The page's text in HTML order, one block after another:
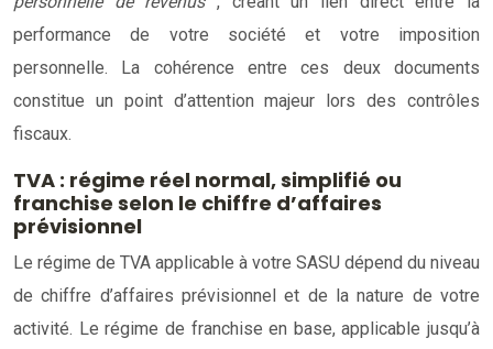
performance de votre société et votre imposition
personnelle. La cohérence entre ces deux documents
constitue un point d’attention majeur lors des contrôles
fiscaux.
TVA : régime réel normal, simplifié ou
franchise selon le chiffre d’affaires
prévisionnel
Le régime de TVA applicable à votre SASU dépend du niveau
de chiffre d’affaires prévisionnel et de la nature de votre
activité. Le régime de franchise en base, applicable jusqu’à